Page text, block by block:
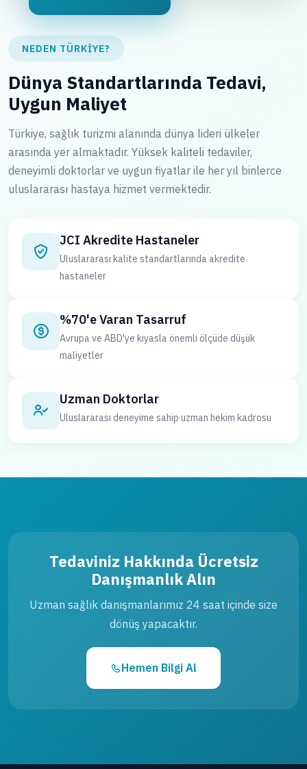
NEDEN TÜRKIYE?
Dünya Standartlarında Tedavi,
Uygun Maliyet
Türkiye, sağlık turizmi alanında dünya lideri ülkeler
arasında yer almaktadır. Yüksek kaliteli tedaviler,
deneyimli doktorlar ve uygun fiyatlar ile her yıl binlerce
uluslararası hastaya hizmet vermektedir.
JCI Akredite Hastaneler
Uluslararası kalite standartlarında akredite
hastaneler
%70'e Varan Tasarruf
Avrupa ve ABD'ye kıyasla önemli ölçüde düşük
maliyetler
Uzman Doktorlar
Uluslararası deneyime sahip uzman hekim kadrosu
Tedaviniz Hakkında Ücretsiz
Danışmanlık Alın
Uzman sağlık danışmanlarımız 24 saat içinde size
dönüş yapacaktır.
Hemen Bilgi Al